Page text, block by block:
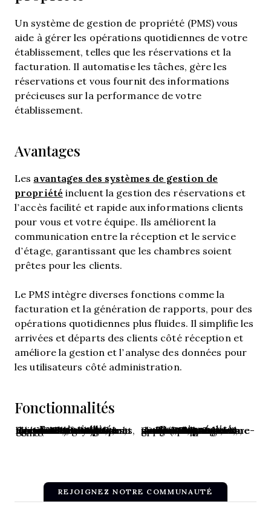
Un système de gestion de propriété (PMS) vous
aide à gérer les opérations quotidiennes de votre
établissement, telles que les réservations et la
facturation. Il automatise les tâches, gère les
réservations et vous fournit des informations
précieuses sur la performance de votre
établissement.
Avantages
Les avantages des systèmes de gestion de
propriété incluent la gestion des réservations et
l’accès facilité et rapide aux informations clients
pour vous et votre équipe. Ils améliorent la
communication entre la réception et le service
d’étage, garantissant que les chambres soient
prêtes pour les clients.
Le PMS intègre diverses fonctions comme la
facturation et la génération de rapports, pour des
opérations quotidiennes plus fluides. Il simplifie les
arrivées et départs des clients côté réception et
améliore la gestion et l’analyse des données pour
les utilisateurs côté administration.
Fonctionnalités
Fonctionnalités essentielles Fonctionnalités avancées
Gestion des réservations, enregistrement/départ des clients, suivi de la disponibilité des chambres, facturation et édition des factures, gestion du ménage, rapports et analyses, gestion des utilisateurs, intégration avec les agences de voyages en ligne (OTA), gestion de la maintenance Gestion des revenus, gestion de la relation client (CRM), accès mobile, portails en libre-service, rapports et analyses avancés, intégration avec des applications tierces, gestion de programme de fidélité, gestion multi-établissements, outils marketing automatisés
REJOIGNEZ NOTRE COMMUNAUTÉ